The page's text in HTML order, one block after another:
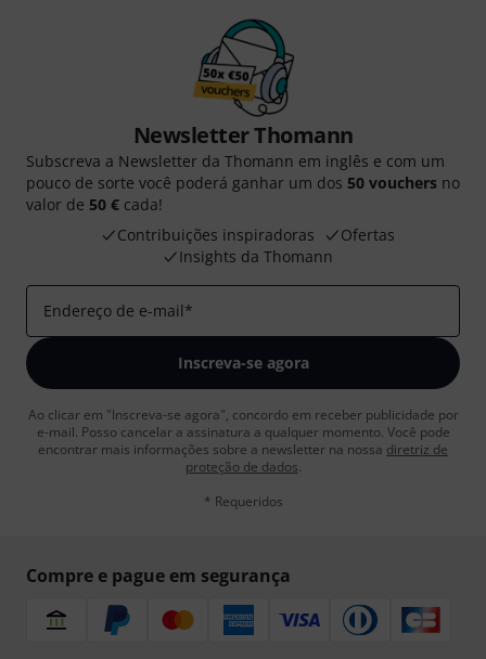
Newsletter Thomann
Subscreva a Newsletter da Thomann em inglês e com um
pouco de sorte você poderá ganhar um dos 50 vouchers no
valor de 50 € cada!
Contribuições inspiradoras
Ofertas
Insights da Thomann
Endereço de e-mail*
Inscreva-se agora
Ao clicar em "Inscreva-se agora", concordo em receber publicidade por
e-mail. Posso cancelar a assinatura a qualquer momento. Você pode
encontrar mais informações sobre a newsletter na nossa diretriz de
proteção de dados.
* Requeridos
Compre e pague em segurança